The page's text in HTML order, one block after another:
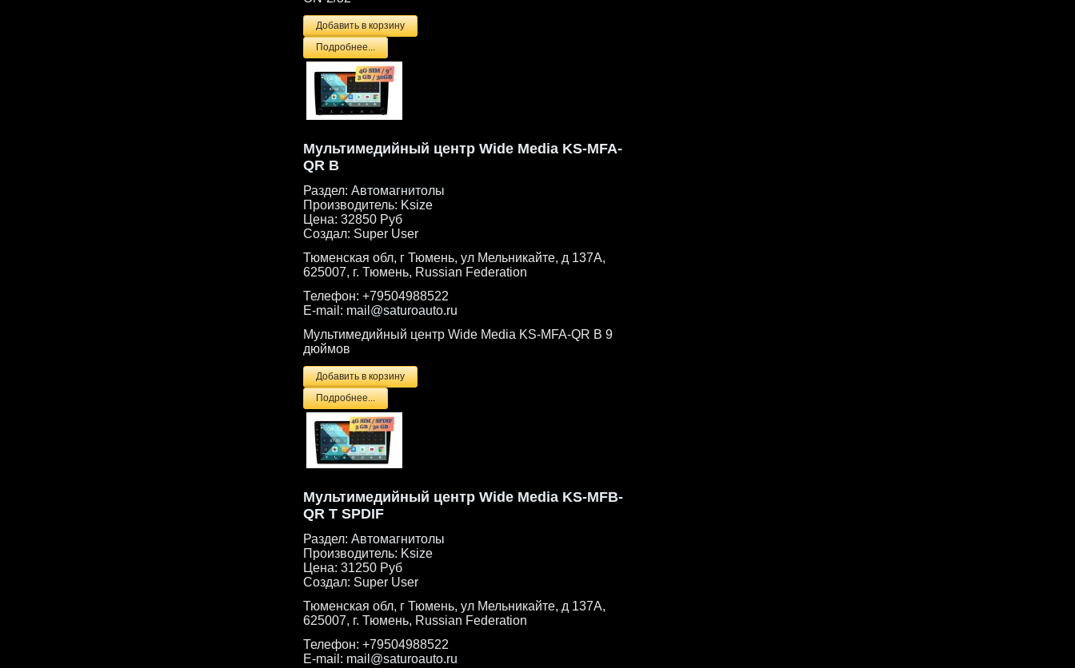
Подробнее...
Мультимедийный центр Wide Media KS-MFA-
QR B
Раздел: Автомагнитолы
Производитель: Ksize
Цена: 32850 Руб
Создал: Super User
Тюменская обл, г Тюмень, ул Мельникайте, д 137А,
625007, г. Тюмень, Russian Federation
Телефон: +79504988522
E-mail: mail@saturoauto.ru
Мультимедийный центр Wide Media KS-MFA-QR B 9
дюймов
Подробнее...
Мультимедийный центр Wide Media KS-MFB-
QR T SPDIF
Раздел: Автомагнитолы
Производитель: Ksize
Цена: 31250 Руб
Создал: Super User
Тюменская обл, г Тюмень, ул Мельникайте, д 137А,
625007, г. Тюмень, Russian Federation
Телефон: +79504988522
E-mail: mail@saturoauto.ru